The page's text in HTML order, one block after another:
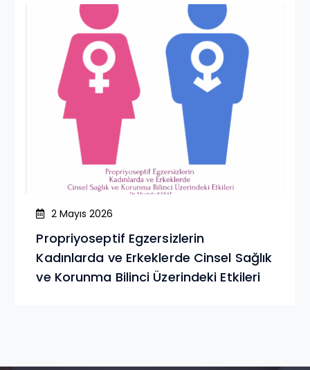
2 Mayıs 2026
Propriyoseptif Egzersizlerin
Kadınlarda ve Erkeklerde Cinsel Sağlık
ve Korunma Bilinci Üzerindeki Etkileri